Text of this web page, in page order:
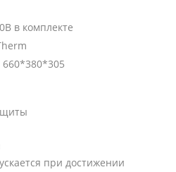
в комплекте
при достижении